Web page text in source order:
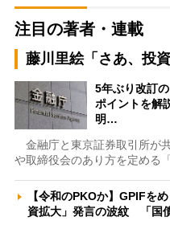
注目の著者・連載
藤川里絵「さあ、投
5年ぶり改訂
ポイントを解
明…
金融庁と東京証券取引所が
や取締役会のあり方を定める
【令和のPKOか】GPIFを
資拡大」発言の波紋 「国